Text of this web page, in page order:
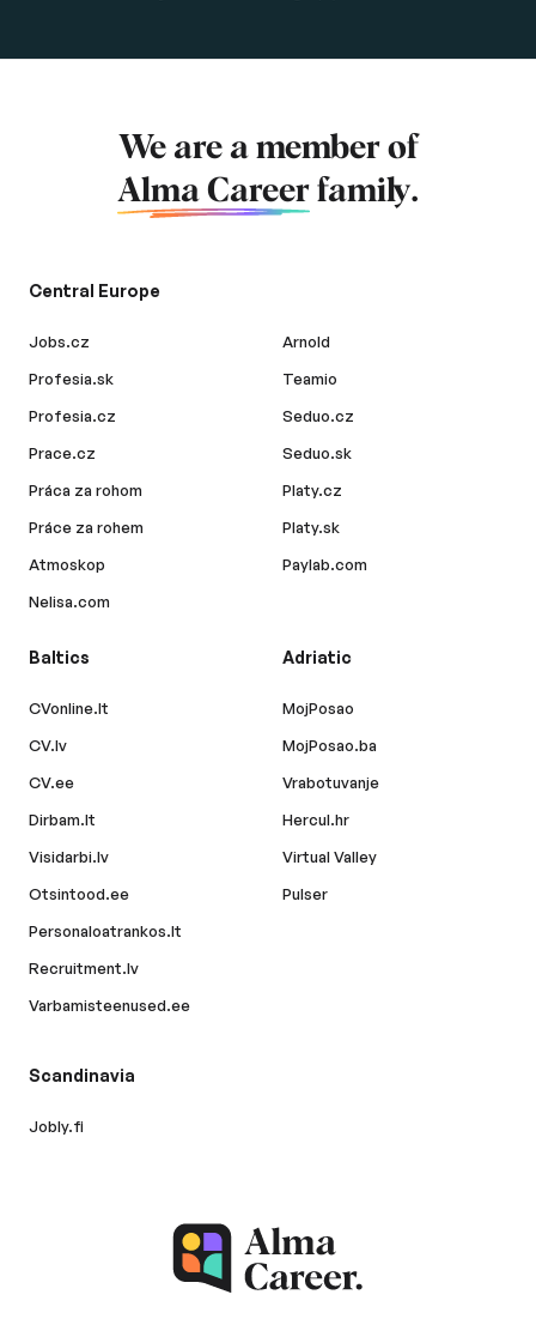
We are a member of
Alma Career family.
Central Europe
Jobs.cz
Profesia.sk
Profesia.cz
Prace.cz
Práca za rohom
Práce za rohem
Atmoskop
Nelisa.com
Arnold
Teamio
Seduo.cz
Seduo.sk
Platy.cz
Platy.sk
Paylab.com
Baltics
CVonline.lt
CV.lv
CV.ee
Dirbam.lt
Visidarbi.lv
Otsintood.ee
Personaloatrankos.lt
Recruitment.lv
Varbamisteenused.ee
Adriatic
MojPosao
MojPosao.ba
Vrabotuvanje
Hercul.hr
Virtual Valley
Pulser
Scandinavia
Jobly.fi